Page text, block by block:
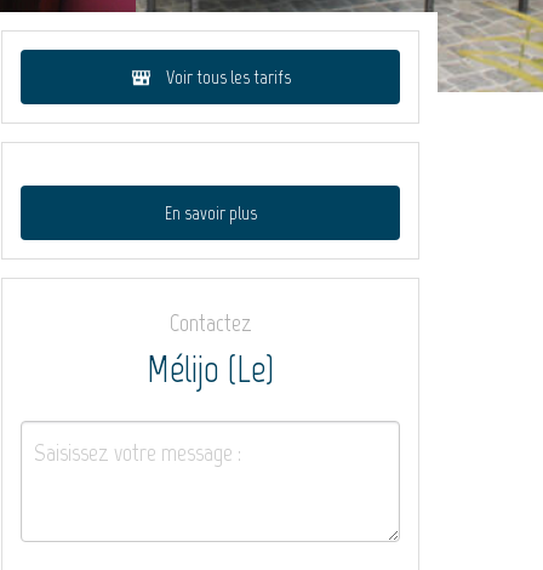
Voir tous les tarifs
En savoir plus
Contactez
Mélijo (Le)